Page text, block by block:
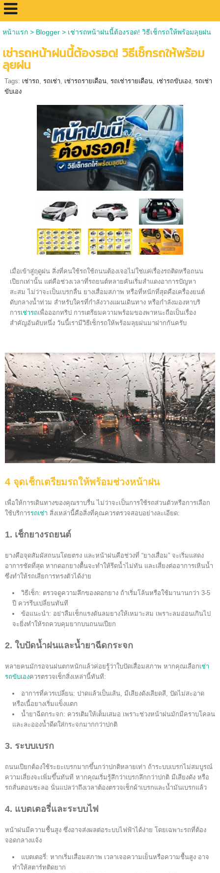
หน้าแรก> Blogger> เช่ารถหน้าฝนนี้ต้องรอด! วิธีเช็กรถให้พร้อมลุยฝน
เช่ารถหน้าฝนนี้ต้องรอด! วิธีเช็กรถให้พร้อม
ลุยฝน
Tags: เช่ารถ, รถเช่า, เช่ารถรายเดือน, รถเช่ารายเดือน, เช่ารถขับเอง, รถเช่า
ขับเอง
เมื่อเข้าสู่ฤดูฝน สิ่งที่คนใช้รถใช้ถนนต้องเจอไม่ใช่แค่เรื่องรถติดหรือถนน
เปียกเท่านั้น แต่คือช่วงเวลาที่รถยนต์หลายคันเริ่มสำแดงอาการปัญหา
สะสม ไม่ว่าจะเป็นเบรกลื่น ยางเสื่อมสภาพ หรือที่หนักที่สุดคือเครื่องยนต์
ดับกลางน้ำท่วม สำหรับใครที่กำลังวางแผนเดินทาง หรือกำลังมองหาบริ
การเช่ารถเพื่อออกทริป การเตรียมความพร้อมของพาหนะถือเป็นเรื่อง
สำคัญอันดับหนึ่ง วันนี้เรามีวิธีเช็กรถให้พร้อมลุยฝนมาฝากกันครับ
4 จุดเช็กเตรียมรถให้พร้อมช่วงหน้าฝน
เพื่อให้การเดินทางของคุณราบรื่น ไม่ว่าจะเป็นการใช้รถส่วนตัวหรือการเลือก
ใช้บริการรถเช่า สิ่งเหล่านี้คือสิ่งที่คุณควรตรวจสอบอย่างละเอียด:
1. เช็กยางรถยนต์
ยางคือจุดสัมผัสถนนโดยตรง และหน้าฝนคือช่วงที่ “ยางเสื่อม” จะเริ่มแสดง
อาการชัดที่สุด หากดอกยางตื้นจะทำให้รีดน้ำไม่ทัน และเสี่ยงต่ออาการเหินน้ำ
ซึ่งทำให้รถเสียการทรงตัวได้ง่าย
วิธีเช็ก: ตรวจดูความลึกของดอกยาง ถ้าเริ่มโล้นหรือใช้มานานกว่า 3-5
ปี ควรรีบเปลี่ยนทันที
ข้อแนะนำ: อย่าลืมเช็กแรงดันลมยางให้เหมาะสม เพราะลมอ่อนเกินไป
จะยิ่งทำให้รถควบคุมยากบนถนนเปียก
2. ใบปัดน้ำฝนและน้ำยาฉีดกระจก
หลายคนมักรอจนฝนตกหนักแล้วค่อยรู้ว่าใบปัดเสื่อมสภาพ หากคุณเลือกเช่า
รถขับเองควรตรวจเช็กสิ่งเหล่านี้ทันที:
อาการที่ควรเปลี่ยน: ปาดแล้วเป็นเส้น, มีเสียงดังเสียดสี, ปัดไม่สะอาด
หรือเนื้อยางเริ่มแข็งแตก
น้ำยาฉีดกระจก: ควรเติมให้เต็มเสมอ เพราะช่วงหน้าฝนมักมีคราบโคลน
และละอองน้ำดีดใส่กระจกมากกว่าปกติ
3. ระบบเบรก
ถนนเปียกต้องใช้ระยะเบรกมากขึ้นกว่าปกติหลายเท่า ถ้าระบบเบรกไม่สมบูรณ์
ความเสี่ยงจะเพิ่มขึ้นทันที หากคุณเริ่มรู้สึกว่าเบรกลึกกว่าปกติ มีเสียงดัง หรือ
รถสั่นตอนชะลอ นั่นแปลว่าถึงเวลาต้องตรวจเช็กผ้าเบรกและน้ำมันเบรกแล้ว
4. แบตเตอรี่และระบบไฟ
หน้าฝนมีความชื้นสูง ซึ่งอาจส่งผลต่อระบบไฟฟ้าได้ง่าย โดยเฉพาะรถที่ต้อง
จอดกลางแจ้ง
แบตเตอรี่: หากเริ่มเสื่อมสภาพ เวลาเจอความเย็นหรือความชื้นสูง อาจ
ทำให้สตาร์ทติดยาก